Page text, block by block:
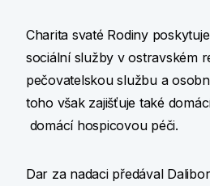
Charita svaté Rodiny
sociální služby v ostravském
pečovatelskou službu a
toho však zajišťuje také
domácí hospicovou péči.
Dar za nadaci předával